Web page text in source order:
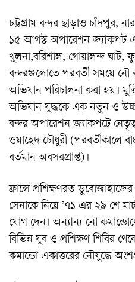
চট্টগ্রাম বন্দর ছাড়াও চাঁদপুর,
১৫ আগস্ট অপারেশন জ্যাকপট
খুলনা,বরিশাল, গোয়ালন্দ ঘাট,
বন্দরগুলোতে পরবর্তী সময়ে
অভিযান পরিচালনা করা হয়।
অভিযান যুদ্ধকে এক নতুন ও উচ্চ
বন্দর অপারেশন জ্যাকপটে
ওয়াহেদ চৌধুরী (পরবর্তীকালে
বর্তমান অবসরপ্রাপ্ত)।
ফ্রান্সে প্রশিক্ষণরত
সেনাকে নিয়ে ’৭১ এর ২৯ শে
যোগ দেন। অন্যান্য নৌ
বিভিন্ন যুব ও প্রশিক্ষণ শিবির
কমান্ডো একাত্তরের নৌযুদ্ধে